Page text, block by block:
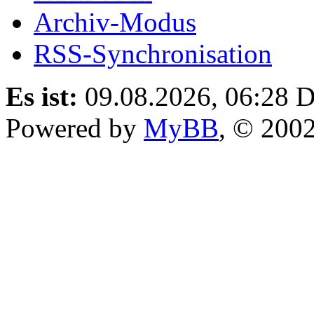
Archiv-Modus
RSS-Synchronisation
Es ist: 09.08.2026, 06:28
Powered by MyBB, ©